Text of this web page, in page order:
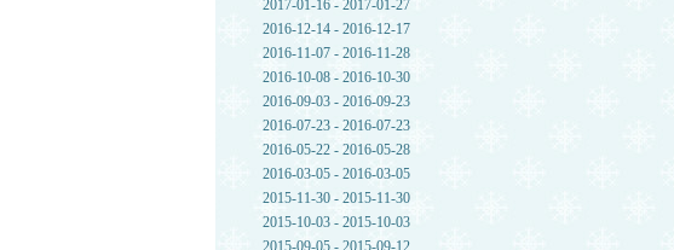
2017-01-16 - 2017-01-27
2016-12-14 - 2016-12-17
2016-11-07 - 2016-11-28
2016-10-08 - 2016-10-30
2016-09-03 - 2016-09-23
2016-07-23 - 2016-07-23
2016-05-22 - 2016-05-28
2016-03-05 - 2016-03-05
2015-11-30 - 2015-11-30
2015-10-03 - 2015-10-03
2015-09-05 - 2015-09-12